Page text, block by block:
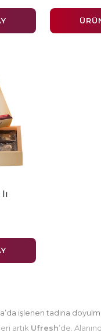
işlenen tadına
artık Ufresh’de.